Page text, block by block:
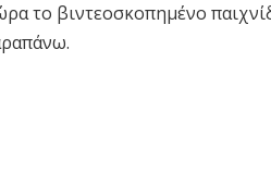
το βιντεοσκοπημένο